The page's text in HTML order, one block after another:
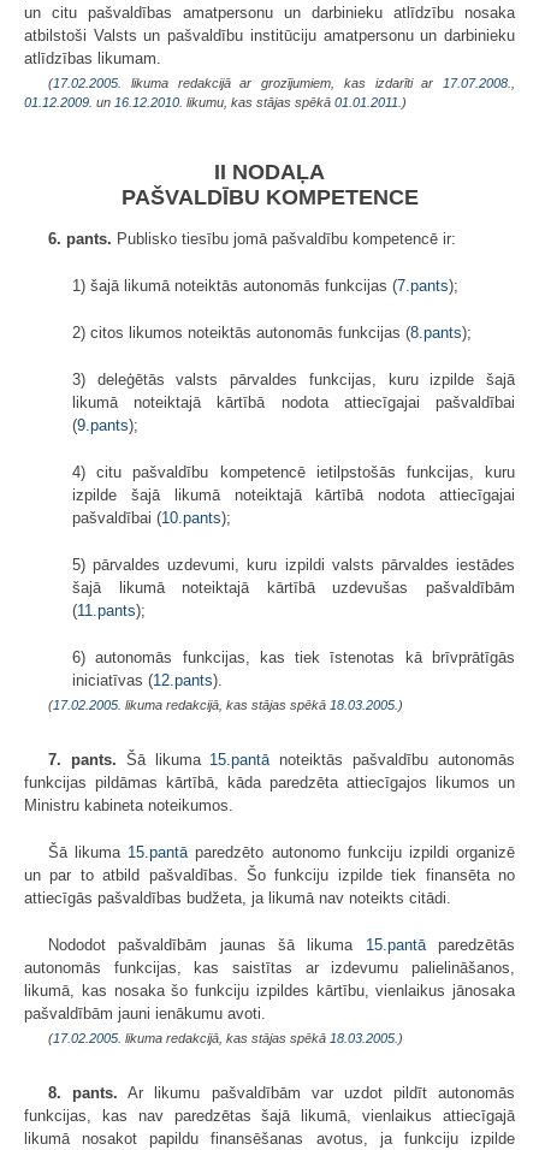
un citu pašvaldības amatpersonu un darbinieku atlīdzību nosaka
atbilstoši Valsts un pašvaldību institūciju amatpersonu un darbinieku
atlīdzības likumam.
(17.02.2005 . likuma redakcijā ar grozījumiem, kas izdarīti ar 17.07.2008.
01.12.2009. un 16.12.2010 . likumu, kas stājas spēkā 01.01.2011. )
II NODAĻA
PAŠVALDĪBU KOMPETENCE
6. pants. Publisko tiesību jomā pašvaldību kompetencē ir:
1) šajā likumā noteiktās autonomās funkcijas (7.pants);
2) citos likumos noteiktās autonomās funkcijas (8.pants);
3) deleģētās valsts pārvaldes funkcijas, kuru izpilde šajā
likumā noteiktajā kārtībā nodota attiecīgajai pašvaldībai
(9.pants);
4) citu pašvaldību kompetencē ietilpstošās funkcijas, kuru
izpilde šajā likumā noteiktajā kārtībā nodota attiecīgajai
pašvaldībai (10.pants);
5) pārvaldes uzdevumi, kuru izpildi valsts pārvaldes iestādes
šajā likumā noteiktajā kārtībā uzdevušas pašvaldībām
(11.pants);
6) autonomās funkcijas, kas tiek īstenotas kā brīvprātīgās
iniciatīvas (12.pants).
(17.02.2005. likuma redakcijā, kas stājas spēkā 18.03.2005.)
7. pants. Šā likuma 15.pantānoteiktās pašvaldību autonomās
funkcijas pildāmas kārtībā, kāda paredzēta attiecīgajos likumos un
Ministru kabineta noteikumos.
Šā likuma 15.pantāparedzēto autonomo funkciju izpildi organizē
un par to atbild pašvaldības. Šo funkciju izpilde tiek finansēta no
attiecīgās pašvaldības budžeta, ja likumā nav noteikts citādi.
Nododot pašvaldībām jaunas šā likuma 15.pantāparedzētās
autonomās funkcijas, kas saistītas ar izdevumu palielināšanos,
likumā, kas nosaka šo funkciju izpildes kārtību, vienlaikus jānosaka
pašvaldībām jauni ienākumu avoti.
(17.02.2005. likuma redakcijā, kas stājas spēkā 18.03.2005.)
8. pants. Ar likumu pašvaldībām var uzdot pildīt autonomās
funkcijas, kas nav paredzētas šajā likumā, vienlaikus attiecīgajā
likumā nosakot papildu finansēšanas avotus, ja funkciju izpilde